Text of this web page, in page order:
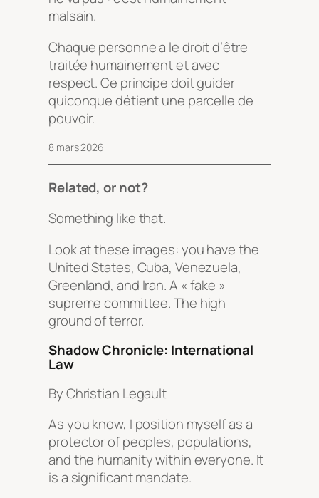
malsain.
Chaque personne a le droit d’être
traitée humainement et avec
respect. Ce principe doit guider
quiconque détient une parcelle de
pouvoir.
8 mars 2026
Related, or not?
Something like that.
Look at these images: you have the
United States, Cuba, Venezuela,
Greenland, and Iran. A « fake »
supreme committee. The high
ground of terror.
Shadow Chronicle: International
Law
By Christian Legault
As you know, I position myself as a
protector of peoples, populations,
and the humanity within everyone. It
is a significant mandate.